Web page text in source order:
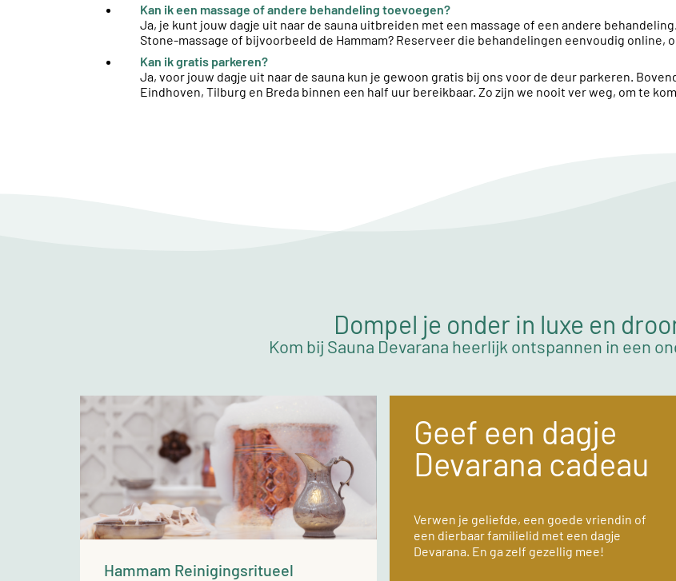
Kan ik een massage of andere behandeling toevoegen?
Ja, je kunt jouw dagje uit naar de sauna uitbreiden met een massage of een andere
Stone-massage of bijvoorbeeld de Hammam? Reserveer die behandelingen eenvoudig online,
Kan ik gratis parkeren?
Ja, voor jouw dagje uit naar de sauna kun je gewoon gratis bij ons voor de deur parkeren.
Eindhoven, Tilburg en Breda binnen een half uur bereikbaar. Zo zijn we nooit ver weg, om te
Dompel je onder in luxe en
Kom bij Sauna Devarana heerlijk ontspannen in een
Hammam Reinigingsritueel
Geef een dagje
Devarana cadeau
Verwen je geliefde, een goede vriendin of
een dierbaar familielid met een dagje
Devarana. En ga zelf gezellig mee!